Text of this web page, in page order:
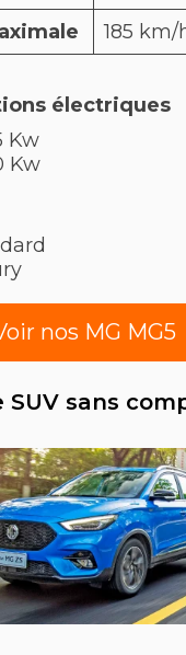
185 km/
électriques
Kw
Kw
nos MG MG5
SUV sans